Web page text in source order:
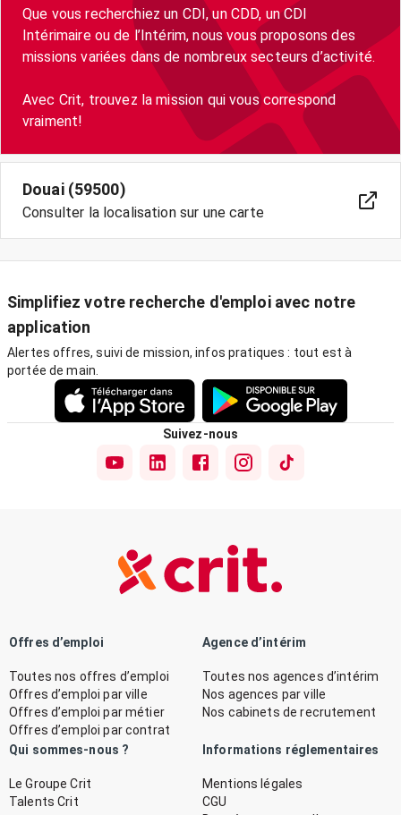
Que vous recherchiez un CDI, un CDD, un CDI
Intérimaire ou de l’Intérim, nous vous proposons des
missions variées dans de nombreux secteurs d’activité.
Avec Crit, trouvez la mission qui vous correspond
vraiment!
Douai (59500)
Consulter la localisation sur une carte
Simplifiez votre recherche d'emploi avec notre
application
Alertes offres, suivi de mission, infos pratiques : tout est à
portée de main.
Suivez-nous
Offres d’emploi
Toutes nos offres d’emploi
Offres d’emploi par ville
Offres d’emploi par métier
Offres d’emploi par contrat
Agence d’intérim
Toutes nos agences d’intérim
Nos agences par ville
Nos cabinets de recrutement
Qui sommes-nous ?
Le Groupe Crit
Talents Crit
Informations réglementaires
Mentions légales
CGU